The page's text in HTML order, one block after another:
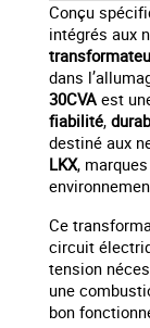
Conçu
intégrés aux
dans
30CVA est
fiabilité,
destiné aux
LKX,
Ce
circuit
tension
une
bon